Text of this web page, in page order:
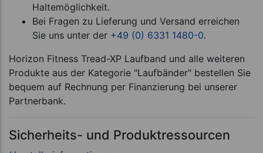
Haltemöglichkeit.
Bei Fragen zu Lieferung und Versand erreichen
Sie uns unter der +49 (0) 6331 1480-0.
Horizon Fitness Tread-XP Laufband und alle weiteren
Produkte aus der Kategorie "Laufbänder" bestellen Sie
bequem auf Rechnung per Finanzierung bei unserer
Partnerbank.
Sicherheits- und Produktressourcen